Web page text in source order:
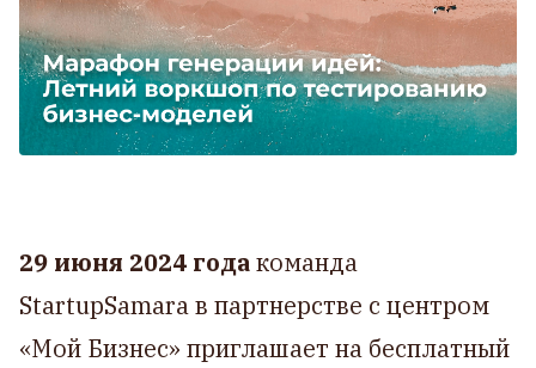
29 июня 2024 годакоманда
StartupSamara в партнерстве с центром
«Мой Бизнес» приглашает на бесплатный